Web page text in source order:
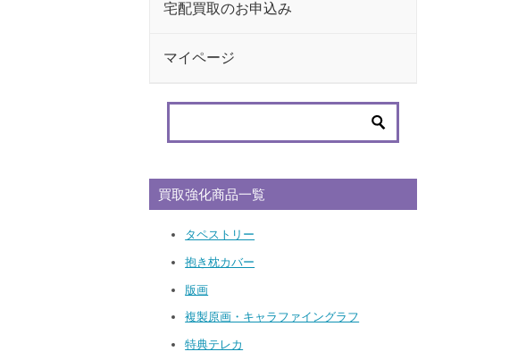
宅配買取のお申込み
マイページ
買取強化商品一覧
タペストリー
抱き枕カバー
版画
複製原画・キャラファイングラフ
特典テレカ